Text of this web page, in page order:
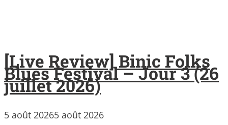
[Live Review] Binic Folks
Blues Festival – Jour 3 (26
juillet 2026)
5 août 20265 août 2026